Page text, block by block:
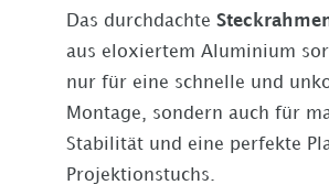
Das durchdachte
aus eloxiertem Aluminium
nur für eine schnelle und
Montage, sondern auch für
Stabilität und eine perfekte
Projektionstuchs.